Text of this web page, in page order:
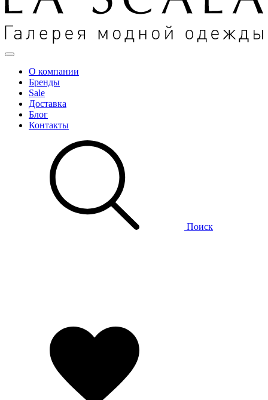
О компании
Бренды
Sale
Доставка
Блог
Контакты
Поиск